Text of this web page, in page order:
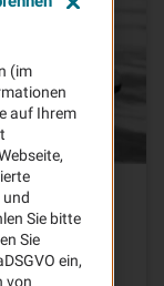
Schutz
(im
auf Ihrem
und
Sie bitte
Sie
ein,
von